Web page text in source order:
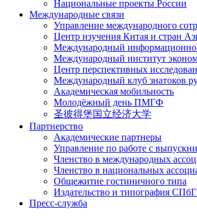
Национальные проекты России
Международные связи
Управление международного
Центр изучения Китая и стран
Международный
Международный институт
Центр перспективных
Международный клуб знатоков
Академическая мобильность
Молодёжный день ПМГФ
圣彼得堡国立经济大学
Партнерство
Академические партнеры
Управление по работе с
Членство в международных
Членство в национальных
Общежитие гостиничного типа
Издательство и типография
Пресс-служба